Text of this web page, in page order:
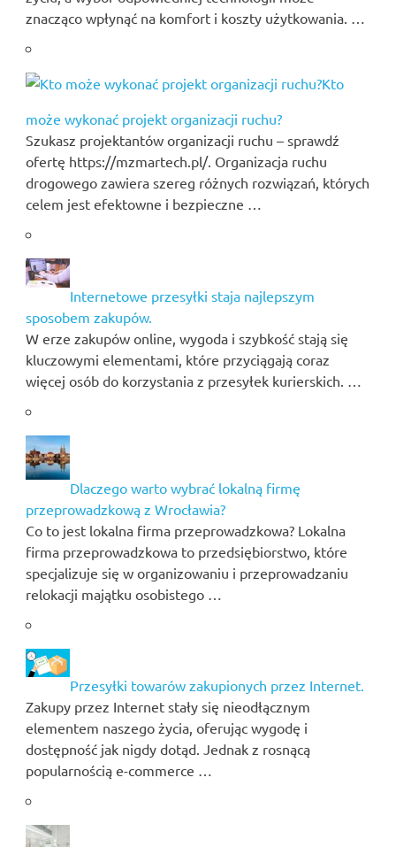
znacząco wpłynąć na komfort i koszty użytkowania. …
Kto
może wykonać projekt organizacji ruchu?
Szukasz projektantów organizacji ruchu – sprawdź
ofertę https://mzmartech.pl/. Organizacja ruchu
drogowego zawiera szereg różnych rozwiązań, których
celem jest efektowne i bezpieczne …
Internetowe przesyłki staja najlepszym
sposobem zakupów.
W erze zakupów online, wygoda i szybkość stają się
kluczowymi elementami, które przyciągają coraz
więcej osób do korzystania z przesyłek kurierskich. …
Dlaczego warto wybrać lokalną firmę
przeprowadzkową z Wrocławia?
Co to jest lokalna firma przeprowadzkowa? Lokalna
firma przeprowadzkowa to przedsiębiorstwo, które
specjalizuje się w organizowaniu i przeprowadzaniu
relokacji majątku osobistego …
Przesyłki towarów zakupionych przez Internet.
Zakupy przez Internet stały się nieodłącznym
elementem naszego życia, oferując wygodę i
dostępność jak nigdy dotąd. Jednak z rosnącą
popularnością e-commerce …